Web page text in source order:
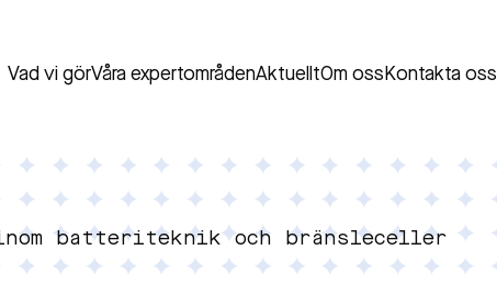
Vad vi görVåra expertområdenAktuelltOm oss Kontakta oss
batteriteknik och bränsleceller